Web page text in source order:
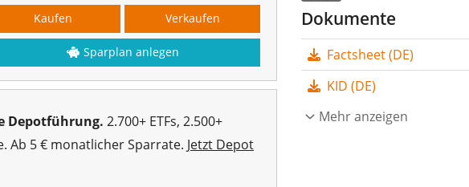
Kaufen Verkaufen
Sparplan anlegen
Depotführung. 2.700+ ETFs, 2.500+
Ab 5 € monatlicher Sparrate. Jetzt Depot
den iBoxx® EUR Germany
Auswahl der
werden an die Anleger
Der Xtrackers II Germany
Dokumente
Factsheet (DE)
KID (DE)
Mehr anzeigen